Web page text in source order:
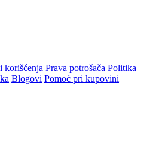
korišćenja Prava potrošača Politika
Blogovi Pomoć pri kupovini